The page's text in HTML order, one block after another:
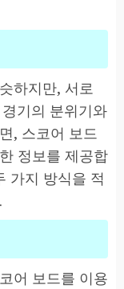
하지만, 서로
기의 분위기와
, 스코어 보드
정보를 제공합
가지 방식을 적
어 보드를 이용